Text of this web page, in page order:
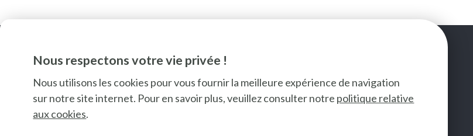
Nous respectons votre vie privée !
Nous utilisons les cookies pour vous fournir la meilleure expérience de navigation
sur notre site internet. Pour en savoir plus, veuillez consulter notre politique relative
aux cookies.
SUIVEZ-NOUS